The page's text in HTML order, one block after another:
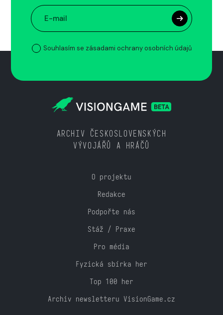
Souhlasím se zásadami ochrany osobních údajů
ARCHIV ČESKOSLOVENSKÝCH
VÝVOJÁŘŮ A HRÁČŮ
O projektu
Redakce
Podpořte nás
Stáž / Praxe
Pro média
Fyzická sbírka her
Top 100 her
Archiv newsletteru VisionGame.cz